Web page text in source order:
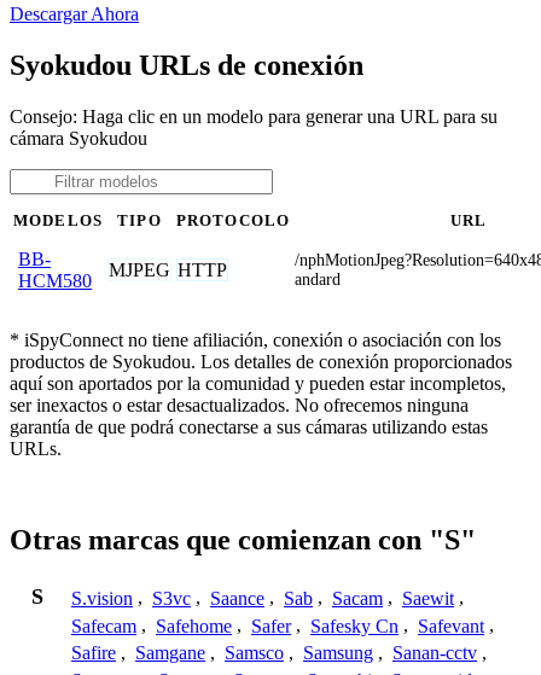
Descargar Ahora
Syokudou URLs de conexión
Consejo: Haga clic en un modelo para generar una URL para su
cámara Syokudou
MODELOS TIPO PROTOCOLO URL
BB-
HCM580
MJPEG HTTP
/
andard
* iSpyConnect no tiene afiliación, conexión o asociación con los
productos de Syokudou. Los detalles de conexión proporcionados
aquí son aportados por la comunidad y pueden estar incompletos,
ser inexactos o estar desactualizados. No ofrecemos ninguna
garantía de que podrá conectarse a sus cámaras utilizando estas
URLs.
Otras marcas que comienzan con "S"
S S.vision , S3vc , Saance , Sab , Sacam , Saewit ,
Safecam , Safehome , Safer , Safesky Cn , Safevant ,
Safire , Samgane , Samsco , Samsung , Sanan-cctv ,